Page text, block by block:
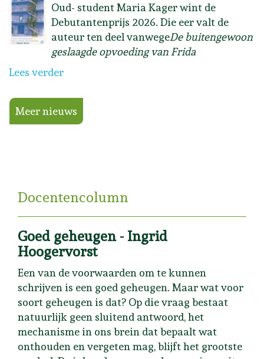
Oud- student Maria Kager wint de
Debutantenprijs 2026. Die eer valt de
auteur ten deel vanwegeDe buitengewoon
geslaagde opvoeding van Frida
Lees verder
Meer nieuws
Docentencolumn
Goed geheugen - Ingrid
Hoogervorst
Een van de voorwaarden om te kunnen
schrijven is een goed geheugen. Maar wat voor
soort geheugen is dat? Op die vraag bestaat
natuurlijk geen sluitend antwoord, het
mechanisme in ons brein dat bepaalt wat
onthouden en vergeten mag, blijft het grootste